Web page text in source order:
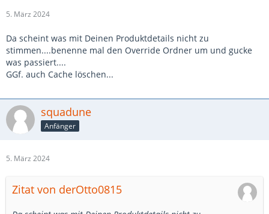
5. März 2024
Da scheint was mit Deinen Produktdetails nicht zu
stimmen....benenne mal den Override Ordner um und gucke
was passiert....
GGf. auch Cache löschen...
squadune
Anfänger
5. März 2024
Zitat von derOtto0815